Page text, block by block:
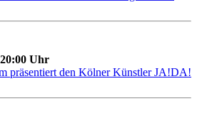
Uhr
präsentiert den Kölner Künstler JA!DA!